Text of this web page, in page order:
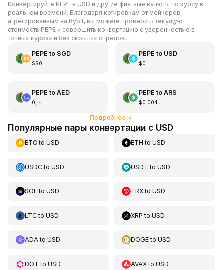
Конвертируйте PEPE в USD и другие фиатные валюты по курсу в
реальном времени. Благодаря котировкам от мейкеров,
агрегированным на Bybit, вы можете проверить текущую
стоимость PEPE и совершить конвертацию с уверенностью в
точных курсах и без скрытых спредов.
PEPE to SGD
S$0
PEPE to USD
$0
PEPE to AED
د.إ0
PEPE to ARS
$0.004
Подробнее ↓
Популярные пары конвертации с USD
BTCto USD ETH toUSD
USDCto USD USDT toUSD
SOL to USD TRXtoUSD
LTCto USD XRP toUSD
ADAto USD DOGEtoUSD
DOT to USD AVAXtoUSD